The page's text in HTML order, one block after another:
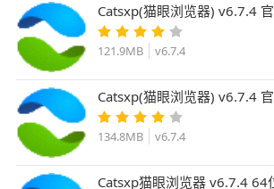
Catsxp(猫眼浏览器) v6.7.4
32位
121.9MB v6.7.4
Catsxp(猫眼浏览器) v6.7.4
64位
134.8MB v6.7.4
Catsxp猫眼浏览器 v6.7.4 64